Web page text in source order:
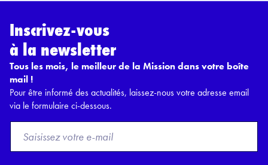
Inscrivez-vous
à la newsletter
Tous les mois, le meilleur de la Mission dans votre boîte
mail !
Pour être informé des actualités, laissez-nous votre adresse email
via le formulaire ci-dessous.
o